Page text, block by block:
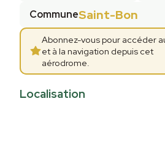
CommuneSaint-Bon
Abonnez-vous pour accéder
et à la navigation depuis cet
aérodrome.
Localisation